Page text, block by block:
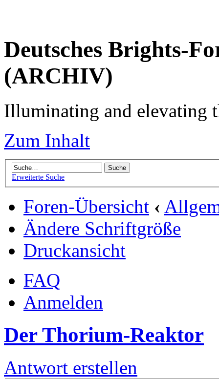
Deutsches Brights-
(ARCHIV)
Illuminating and elevating
Zum Inhalt
Erweiterte Suche
Foren-Übersicht ‹
Ändere Schriftgröße
Druckansicht
FAQ
Anmelden
Der Thorium-Reaktor
Antwort erstellen